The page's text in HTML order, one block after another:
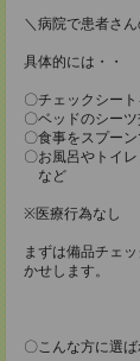
＼病院で患者さ
具体的には・・
〇チェックシー
〇ベッドのシー
〇食事をスプー
〇お風呂やトイ
など
※医療行為なし
まずは備品チェ
かせします。
〇こんな方に選